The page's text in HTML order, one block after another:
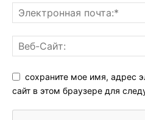
сохраните мое имя, адрес
сайт в этом браузере для